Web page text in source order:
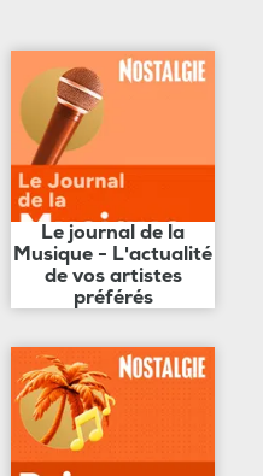
Le journal de la
Musique - L'actualité
de vos artistes
préférés